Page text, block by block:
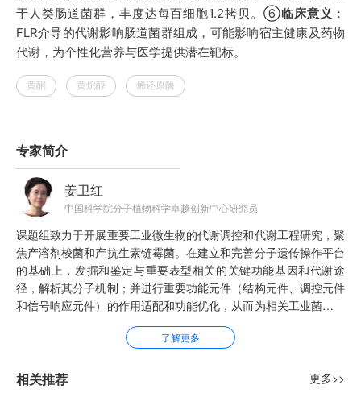
专家简介
姜卫红
中国科学院分子植物科学卓越创新中心研究员
课题组致力于开展重要工业微生物的代谢调控和代谢工程研究，聚
焦产溶剂梭菌和产抗生素链霉菌。在建立和完善分子遗传操作平台
的基础上，发掘和鉴定与重要表型相关的关键功能基因和代谢途
径，解析其分子机制；并进行重要功能元件（结构元件、调控元件
和信号响应元件）的作用适配和功能优化，从而为相关工业菌株高
效合成化学品或天然产物提供分子改造的元件和策略。
了解更多
相关推荐 更多>>